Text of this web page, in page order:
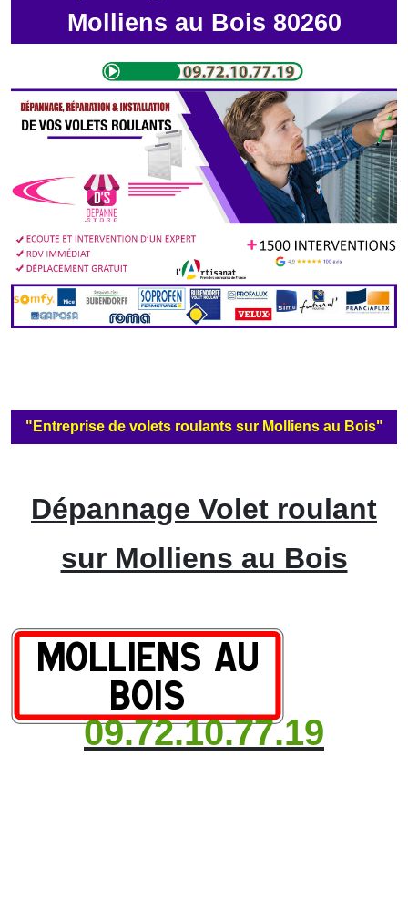
Molliens au Bois 80260
"Entreprise de volets roulants sur Molliens au Bois"
Dépannage Volet roulant
sur Molliens au Bois
09.72.10.77.19